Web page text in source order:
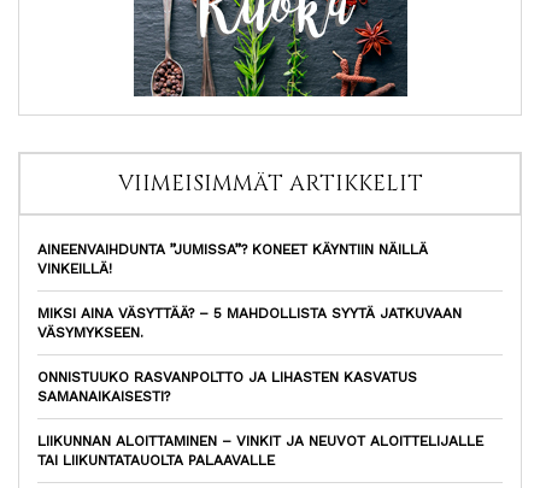
VIIMEISIMMÄT ARTIKKELIT
AINEENVAIHDUNTA ”JUMISSA”? KONEET KÄYNTIIN NÄILLÄ
VINKEILLÄ!
MIKSI AINA VÄSYTTÄÄ? – 5 MAHDOLLISTA SYYTÄ JATKUVAAN
VÄSYMYKSEEN.
ONNISTUUKO RASVANPOLTTO JA LIHASTEN KASVATUS
SAMANAIKAISESTI?
LIIKUNNAN ALOITTAMINEN – VINKIT JA NEUVOT ALOITTELIJALLE
TAI LIIKUNTATAUOLTA PALAAVALLE